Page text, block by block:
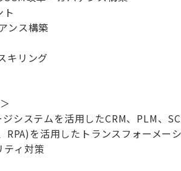
ト
ンス構築
キリング
システムを活用したCRM、PLM、
を活用したトランスフォーメー
ティ対策